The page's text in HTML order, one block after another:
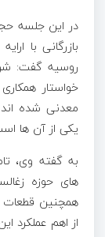
در این جلسه
بازرگانی با
روسیه گفت:
خواستار
معدنی شده
یکی از آن ها
به گفته وی،
های حوزه
همچنین قطعات
از اهم عملکرد